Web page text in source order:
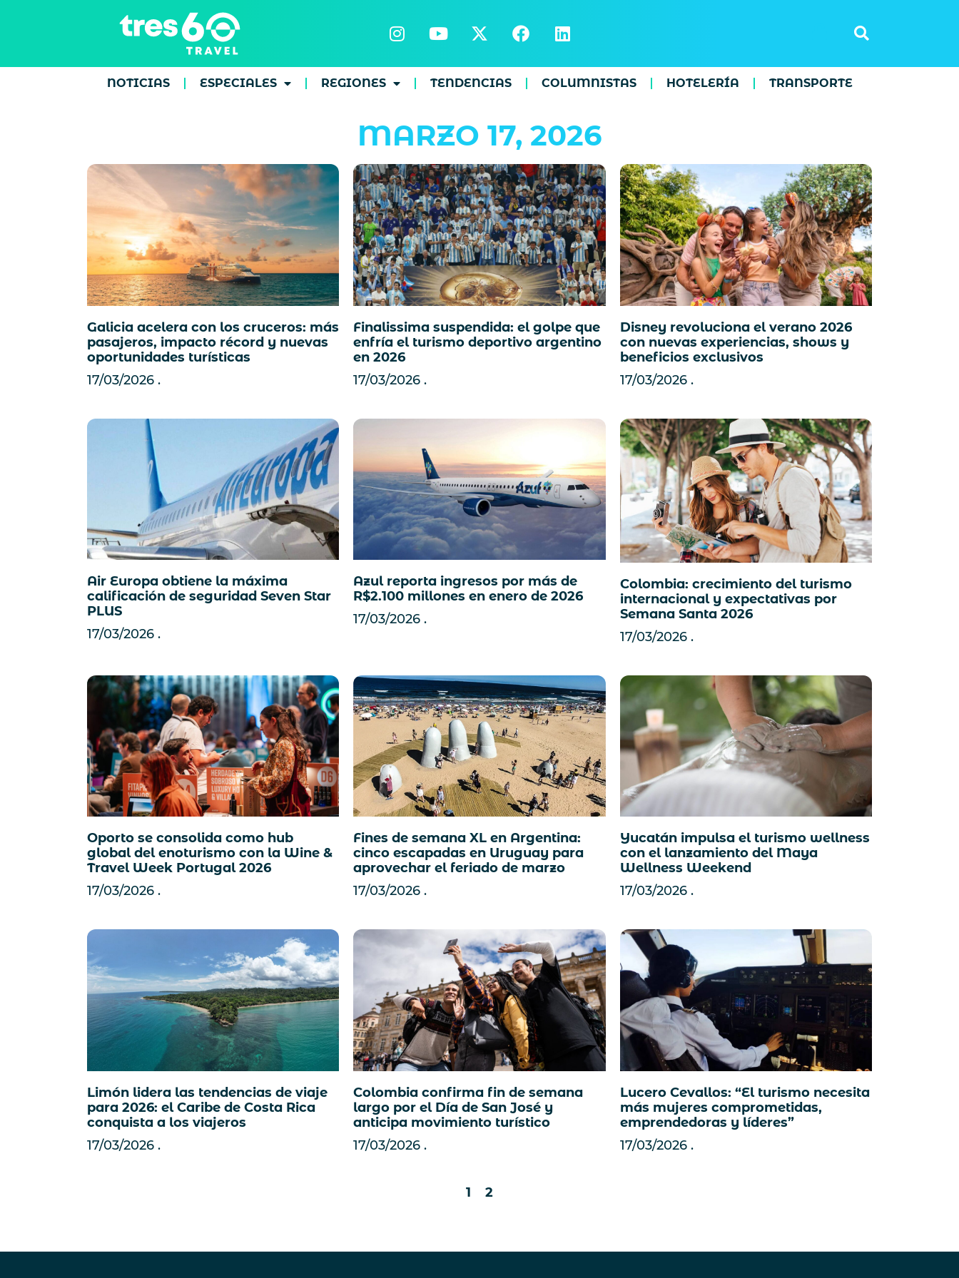
NOTICIAS ESPECIALES REGIONES TENDENCIAS COLUMNISTAS HOTELERÍA TRANSPORTE
MARZO 17, 2026
Galicia acelera con los cruceros: más
pasajeros, impacto récord y nuevas
oportunidades turísticas
17/03/2026
Finalissima suspendida: el golpe que
enfría el turismo deportivo argentino
en 2026
17/03/2026
Disney revoluciona el verano 2026
con nuevas experiencias, shows y
beneficios exclusivos
17/03/2026
Air Europa obtiene la máxima
calificación de seguridad Seven Star
PLUS
17/03/2026
Azul reporta ingresos por más de
R$2.100 millones en enero de 2026
17/03/2026
Colombia: crecimiento del turismo
internacional y expectativas por
Semana Santa 2026
17/03/2026
Oporto se consolida como hub
global del enoturismo con la Wine &
Travel Week Portugal 2026
17/03/2026
Fines de semana XL en Argentina:
cinco escapadas en Uruguay para
aprovechar el feriado de marzo
17/03/2026
Yucatán impulsa el turismo wellness
con el lanzamiento del Maya
Wellness Weekend
17/03/2026
Limón lidera las tendencias de viaje
para 2026: el Caribe de Costa Rica
conquista a los viajeros
17/03/2026
Colombia confirma fin de semana
largo por el Día de San José y
anticipa movimiento turístico
17/03/2026
Lucero Cevallos: “El turismo necesita
más mujeres comprometidas,
emprendedoras y líderes”
17/03/2026
1 2